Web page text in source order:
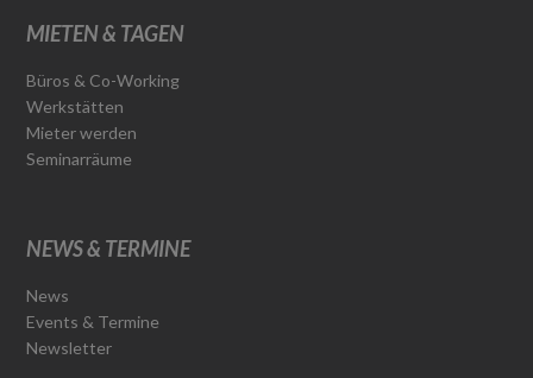
MIETEN & TAGEN
Büros & Co-Working
Werkstätten
Mieter werden
Seminarräume
NEWS & TERMINE
News
Events & Termine
Newsletter